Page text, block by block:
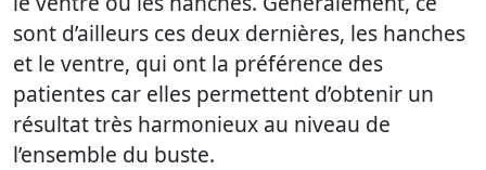
sont d’ailleurs ces deux dernières, les hanches
et le ventre, qui ont la préférence des
patientes car elles permettent d’obtenir un
résultat très harmonieux au niveau de
l’ensemble du buste.